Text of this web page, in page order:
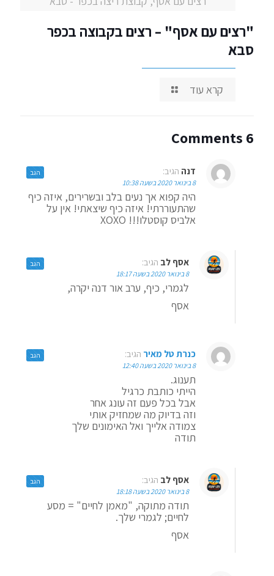
"רצים עם אסף" – רצים בקבוצה בכפר
סבא
קרא עוד
6 Comments
דנה הגיב:
8 בינואר 2020 בשעה 10:38
היה קפוא אך נעים בלב ובשרירים, איזה כיף
שהתעוררתי! איזה כיף שיצאתי! אין על
אלביס קוסטלו!!! XOXO
הגב
אסף לב הגיב:
8 בינואר 2020 בשעה 18:17
לגמרי, כיף, ערב אור דנה יקרה,
אסף
הגב
כנרת טל מאיר הגיב:
8 בינואר 2020 בשעה 12:40
תענוג.
הייתי כותבת כרגיל
אבל בכל פעם זה עונג אחר
וזה בדיוק מה שמחזיק אותי
צמודה אלייך ואל האימונים שלך
תודה
הגב
אסף לב הגיב:
8 בינואר 2020 בשעה 18:18
תודה מתוקה, "מאמן לחיים" = מסע
לחיים; לגמרי שלך.
אסף
הגב